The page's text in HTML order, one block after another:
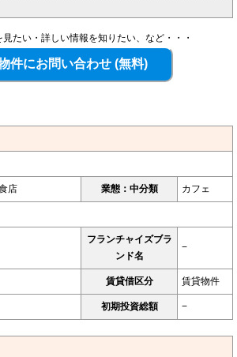
たい・詳しい情報を知りたい、など・・・
店 業態：中分類 カフェ
フランチャイズブラ
ンド名
−
賃貸借区分 賃貸物件
初期投資総額 −